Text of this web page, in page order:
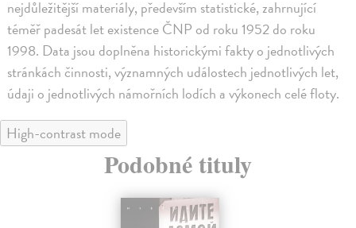
nejdůležitější materiály, především statistické, zahrnující
téměř padesát let existence ČNP od roku 1952 do roku
1998. Data jsou doplněna historickými fakty o jednotlivých
stránkách činnosti, významných událostech jednotlivých let,
údaji o jednotlivých námořních lodích a výkonech celé floty.
High-contrast mode
Podobné tituly